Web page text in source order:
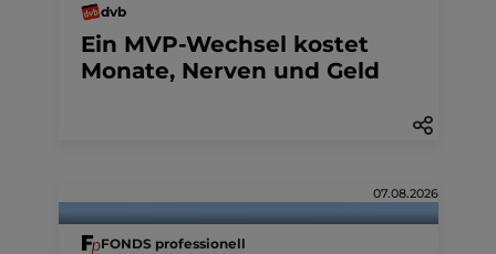
dvb
Ein MVP-Wechsel kostet
Monate, Nerven und Geld
07.08.2026
FONDS professionell